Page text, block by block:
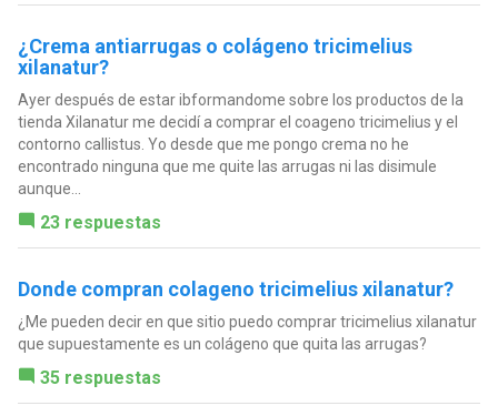
¿Crema antiarrugas o colágeno tricimelius
xilanatur?
Ayer después de estar ibformandome sobre los productos de la
tienda Xilanatur me decidí a comprar el coageno tricimelius y el
contorno callistus. Yo desde que me pongo crema no he
encontrado ninguna que me quite las arrugas ni las disimule
aunque...
23 respuestas
Donde compran colageno tricimelius xilanatur?
¿Me pueden decir en que sitio puedo comprar tricimelius xilanatur
que supuestamente es un colágeno que quita las arrugas?
35 respuestas